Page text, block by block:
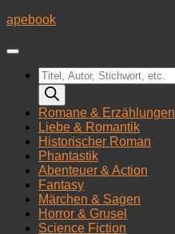
Zum
springen
apebook
Products
search
Romane & Erzählungen
Liebe & Romantik
Historischer Roman
Phantastik
Abenteuer & Action
Fantasy
Märchen & Sagen
Horror & Grusel
Science Fiction